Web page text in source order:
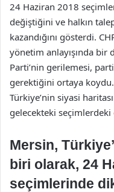
24 Haziran 2018
değiştiğini ve halkın
kazandığını gösterdi.
yönetim anlayışında
Parti’nin gerilemesi,
gerektiğini ortaya
Türkiye’nin siyasi
gelecekteki seçimlerdeki
Mersin,
biri olarak, 24
seçimlerinde